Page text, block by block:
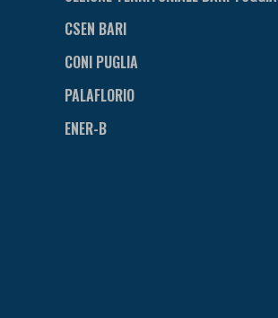
CSEN BARI
CONI PUGLIA
PALAFLORIO
ENER-B